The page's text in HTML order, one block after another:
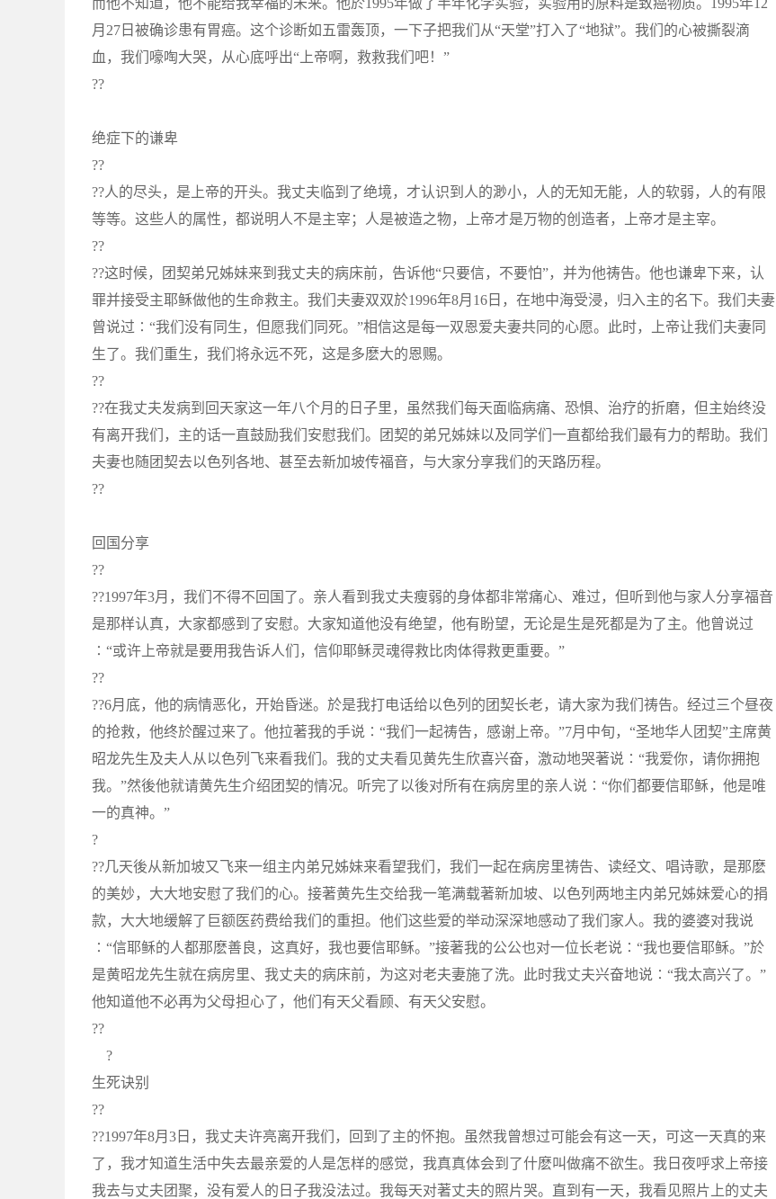
而他不知道，他不能给我幸福的未来。他於1995年做了半年化学实验，实验用的原料是致癌物质。1995年12
月27日被确诊患有胃癌。这个诊断如五雷轰顶，一下子把我们从“天堂”打入了“地狱”。我们的心被撕裂滴
血，我们嚎啕大哭，从心底呼出“上帝啊，救救我们吧！”
??
绝症下的谦卑
??
??人的尽头，是上帝的开头。我丈夫临到了绝境，才认识到人的渺小，人的无知无能，人的软弱，人的有限
等等。这些人的属性，都说明人不是主宰；人是被造之物，上帝才是万物的创造者，上帝才是主宰。
??
??这时候，团契弟兄姊妹来到我丈夫的病床前，告诉他“只要信，不要怕”，并为他祷告。他也谦卑下来，认
罪并接受主耶稣做他的生命救主。我们夫妻双双於1996年8月16日，在地中海受浸，归入主的名下。我们夫妻
曾说过∶“我们没有同生，但愿我们同死。”相信这是每一双恩爱夫妻共同的心愿。此时，上帝让我们夫妻同
生了。我们重生，我们将永远不死，这是多麽大的恩赐。
??
??在我丈夫发病到回天家这一年八个月的日子里，虽然我们每天面临病痛、恐惧、治疗的折磨，但主始终没
有离开我们，主的话一直鼓励我们安慰我们。团契的弟兄姊妹以及同学们一直都给我们最有力的帮助。我们
夫妻也随团契去以色列各地、甚至去新加坡传福音，与大家分享我们的天路历程。
??
回国分享
??
??1997年3月，我们不得不回国了。亲人看到我丈夫瘦弱的身体都非常痛心、难过，但听到他与家人分享福音
是那样认真，大家都感到了安慰。大家知道他没有绝望，他有盼望，无论是生是死都是为了主。他曾说过
∶“或许上帝就是要用我告诉人们，信仰耶稣灵魂得救比肉体得救更重要。”
??
??6月底，他的病情恶化，开始昏迷。於是我打电话给以色列的团契长老，请大家为我们祷告。经过三个昼夜
的抢救，他终於醒过来了。他拉著我的手说∶“我们一起祷告，感谢上帝。”7月中旬，“圣地华人团契”主席黄
昭龙先生及夫人从以色列飞来看我们。我的丈夫看见黄先生欣喜兴奋，激动地哭著说∶“我爱你，请你拥抱
我。”然後他就请黄先生介绍团契的情况。听完了以後对所有在病房里的亲人说∶“你们都要信耶稣，他是唯
一的真神。”
?
??几天後从新加坡又飞来一组主内弟兄姊妹来看望我们，我们一起在病房里祷告、读经文、唱诗歌，是那麽
的美妙，大大地安慰了我们的心。接著黄先生交给我一笔满载著新加坡、以色列两地主内弟兄姊妹爱心的捐
款，大大地缓解了巨额医药费给我们的重担。他们这些爱的举动深深地感动了我们家人。我的婆婆对我说
∶“信耶稣的人都那麽善良，这真好，我也要信耶稣。”接著我的公公也对一位长老说∶“我也要信耶稣。”於
是黄昭龙先生就在病房里、我丈夫的病床前，为这对老夫妻施了洗。此时我丈夫兴奋地说∶“我太高兴了。”
他知道他不必再为父母担心了，他们有天父看顾、有天父安慰。
??
?
生死诀别
??
??1997年8月3日，我丈夫许亮离开我们，回到了主的怀抱。虽然我曾想过可能会有这一天，可这一天真的来
了，我才知道生活中失去最亲爱的人是怎样的感觉，我真真体会到了什麽叫做痛不欲生。我日夜呼求上帝接
我去与丈夫团聚，没有爱人的日子我没法过。我每天对著丈夫的照片哭。直到有一天，我看见照片上的丈夫